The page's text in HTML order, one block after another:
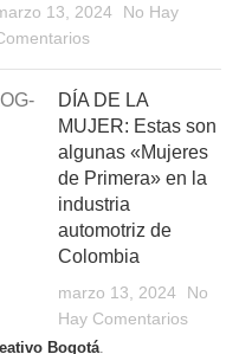
13, 2024
No Hay
DÍA DE LA
MUJER: Estas son
algunas «Mujeres
de Primera» en la
industria
automotriz de
Colombia
marzo 13, 2024
No
Hay Comentarios
Bogotá